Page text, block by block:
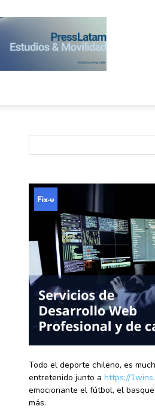
Todo el deporte chileno, es
entretenido junto a https://
emocionante el fútbol, el
más.